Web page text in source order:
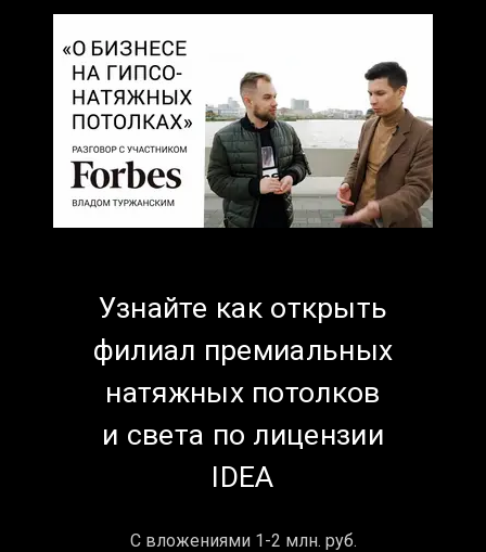
Узнайте как открыть
филиал премиальных
натяжных потолков
и света по лицензии
IDEA
С вложениями 1-2 млн. руб.